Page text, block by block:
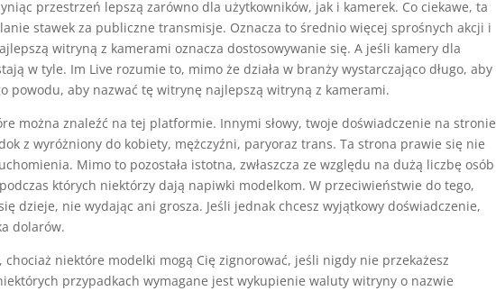
przestrzeń lepszą zarówno dla użytkowników, jak i kamerek. Co ciekawe, ta
stawek za publiczne transmisje. Oznacza to średnio więcej sprośnych akcji i
witryną z kamerami oznacza dostosowywanie się. A jeśli kamery dla
w tyle. Im Live rozumie to, mimo że działa w branży wystarczająco długo, aby
powodu, aby nazwać tę witrynę najlepszą witryną z kamerami.
można znaleźć na tej platformie. Innymi słowy, twoje doświadczenie na stronie
z wyróżniony do kobiety, mężczyźni, paryoraz trans. Ta strona prawie się nie
Mimo to pozostała istotna, zwłaszcza ze względu na dużą liczbę osób
których niektórzy dają napiwki modelkom. W przeciwieństwie do tego,
dzieje, nie wydając ani grosza. Jeśli jednak chcesz wyjątkowy doświadczenie,
dolarów.
chociaż niektóre modelki mogą Cię zignorować, jeśli nigdy nie przekażesz
przypadkach wymagane jest wykupienie waluty witryny o nazwie